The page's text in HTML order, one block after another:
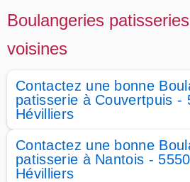
Boulangeries
voisines
Contactez une bonne
patisserie à Couvertpuis -
Hévilliers
Contactez une bonne
patisserie à Nantois -
Hévilliers